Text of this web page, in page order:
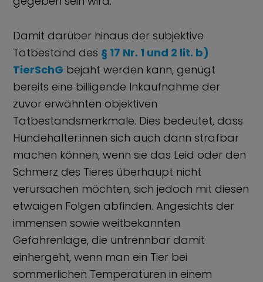
Damit darüber hinaus der subjektive
Tatbestand des § 17 Nr. 1 und 2 lit. b)
TierSchG bejaht werden kann, genügt
bereits eine billigende Inkaufnahme der
zuvor erwähnten objektiven
Tatbestandsmerkmale. Dies bedeutet, dass
Hundehalter:innen sich auch dann strafbar
machen können, wenn sie das Leid oder den
Schmerz des Tieres überhaupt nicht
verursachen möchten, sich jedoch mit diesen
etwaigen Folgen abfinden. Angesichts der
immensen sowie weitbekannten
Gefahrenlage, die untrennbar damit
einhergeht, wenn man ein Tier bei
sommerlichen Temperaturen in einem